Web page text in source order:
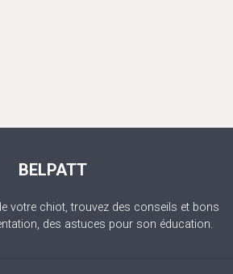
BELPATT
votre chiot, trouvez des conseils et bons
des astuces pour son éducation.